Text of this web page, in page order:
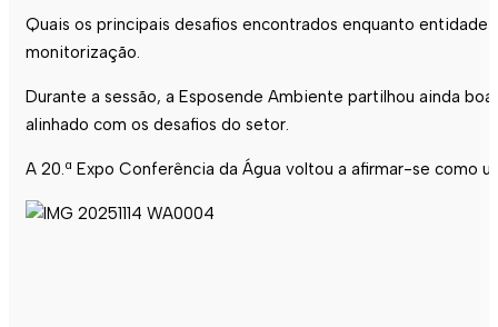
Quais os principais desafios encontrados enquanto
monitorização.
Durante a sessão, a Esposende Ambiente partilhou ainda
alinhado com os desafios do setor.
A 20.ª Expo Conferência da Água voltou a afirmar-se como